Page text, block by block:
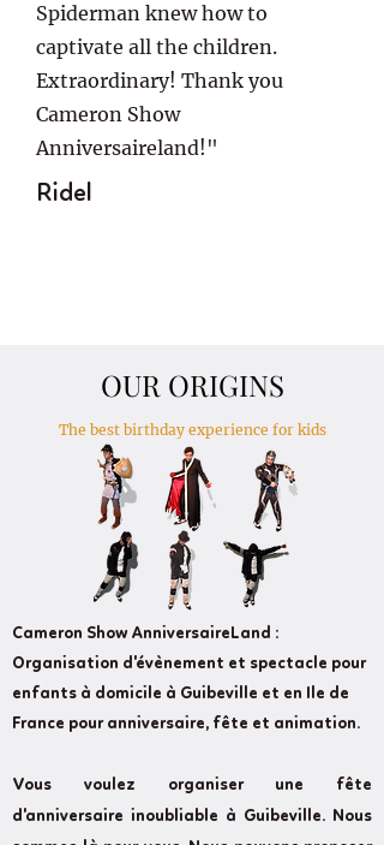
Spiderman knew how to
captivate all the children.
Extraordinary! Thank you
Cameron Show
Anniversaireland!"
Ridel
OUR ORIGINS
The best birthday experience for kids
Cameron Show AnniversaireLand :
Organisation d'évènement et spectacle pour
enfants à domicile à Guibeville et en Ile de
France pour anniversaire, fête et animation.
Vous voulez organiser une fête
d'anniversaire inoubliable à Guibeville. Nous